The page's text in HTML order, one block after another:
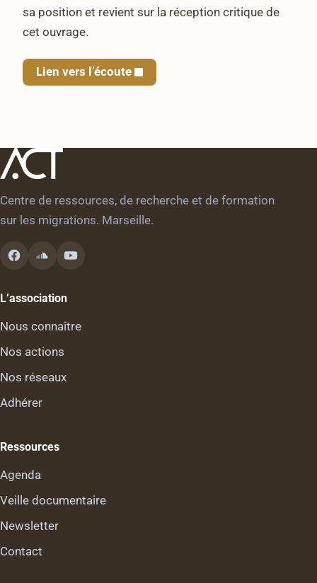
sa position et revient sur la réception critique de
cet ouvrage.
Lien vers l’écoute
Centre de ressources, de recherche et de formation
sur les migrations. Marseille.
L’association
Nous connaître
Nos actions
Nos réseaux
Adhérer
Ressources
Agenda
Veille documentaire
Newsletter
Contact